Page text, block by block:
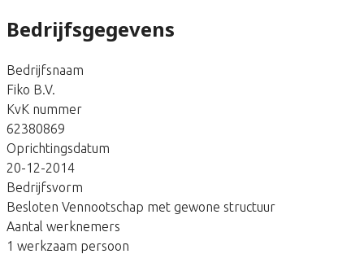
Bedrijfsgegevens
Bedrijfsnaam
Fiko B.V.
KvK nummer
62380869
Oprichtingsdatum
20-12-2014
Bedrijfsvorm
Besloten Vennootschap met gewone structuur
Aantal werknemers
1 werkzaam persoon